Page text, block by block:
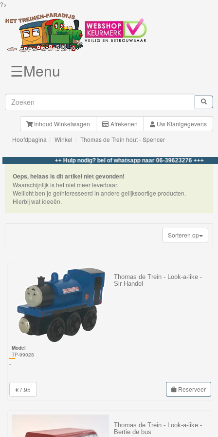
?>
Brio
Treinen
BigJigs
Rails
&
Road
Märklin
Marklin
Start-
Up
Treinen
Thomas
Trackmaster
Thomas
Push
Along
☰Menu
Inhoud Winkelwagen Afrekenen
Uw Klantgegevens
Hoofdpagina
Winkel Thomas de Trein hout - Spencer
++ Hulp nodig? bel of whatsapp naar 06-39623276 +++
Oeps, helaas is dit artikel niet gevonden!
Waarschijnlijk is het niet meer leverbaar.
Wellicht ben je geïnteresseerd in andere gelijksoortige producten.
Hierbij wat ideeën.
Sorteren op
Thomas de Trein - Look-a-like -
Sir Handel
Model
TP-99028
-
€7.95 Reserveer
Thomas de Trein - Look-a-like -
Bertie de bus